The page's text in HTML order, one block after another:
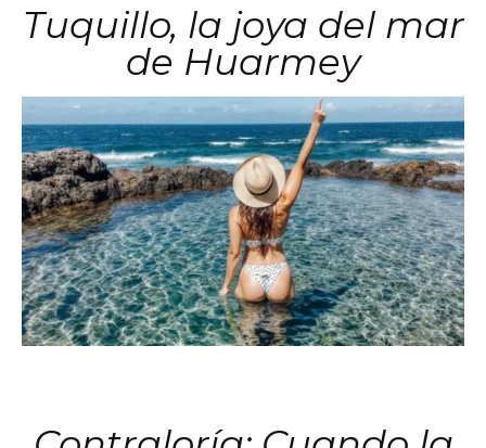
Tuquillo, la joya del mar
de Huarmey